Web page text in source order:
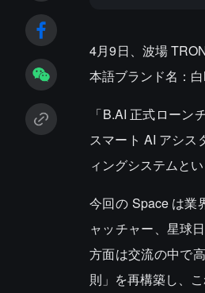
4月9日、波場
本語ブランド名：
「B.AI 正式ロー
スマート AI アシス
ィングシステムと
今回の Space は業
ャッチャー、星球
方面は交流の中で
則」を再構築し、